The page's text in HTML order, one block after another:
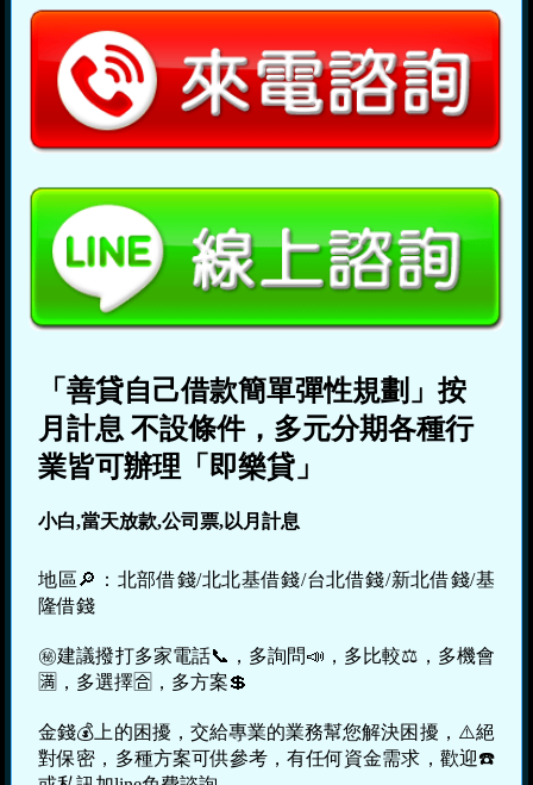
「善貸自己借款簡單彈性規劃」按
月計息 不設條件，多元分期各種行
業皆可辦理「即樂貸」
小白,當天放款,公司票,以月計息
地區🔎：北部借錢/北北基借錢/台北借錢/新北借錢/基
隆借錢
㊙建議撥打多家電話📞，多詢問📣，多比較⚖，多機會
🈵，多選擇🈴，多方案💲
金錢💰上的困擾，交給專業的業務幫您解決困擾，⚠️絕
對保密，多種方案可供參考，有任何資金需求，歡迎☎️